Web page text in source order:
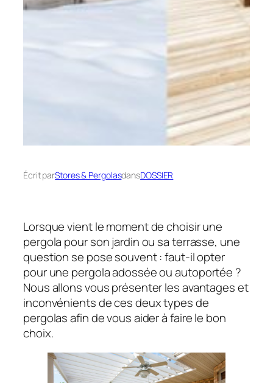
Écrit parStores & PergolasdansDOSSIER
Lorsque vient le moment de choisir une
pergola pour son jardin ou sa terrasse, une
question se pose souvent : faut-il opter
pour une pergola adossée ou autoportée ?
Nous allons vous présenter les avantages et
inconvénients de ces deux types de
pergolas afin de vous aider à faire le bon
choix.